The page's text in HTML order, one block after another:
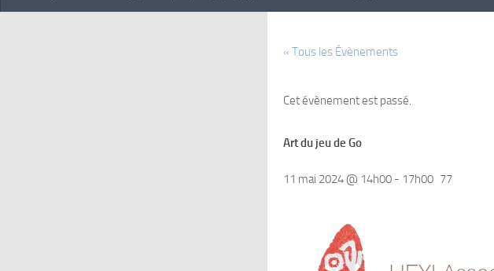
« Tous les Évènements
Cet évènement est passé.
Art du jeu de Go
11 mai 2024 @ 14h00 - 17h00 77